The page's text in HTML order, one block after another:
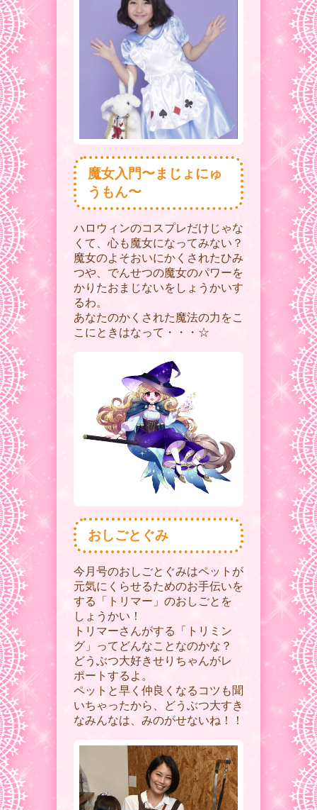
魔女入門〜まじょにゅ
うもん〜
ハロウィンのコスプレだけじゃな
くて、心も魔女になってみない？
魔女のよそおいにかくされたひみ
つや、でんせつの魔女のパワーを
かりたおまじないをしょうかいす
るわ。
あなたのかくされた魔法の力をこ
こにときはなって・・・☆
おしごとぐみ
今月号のおしごとぐみはペットが
元気にくらせるためのお手伝いを
する「トリマー」のおしごとを
しょうかい！
トリマーさんがする「トリミン
グ」ってどんなことなのかな？
どうぶつ大好きせりちゃんがレ
ポートするよ。
ペットと早く仲良くなるコツも聞
いちゃったから、どうぶつ大すき
なみんなは、みのがせないね！！